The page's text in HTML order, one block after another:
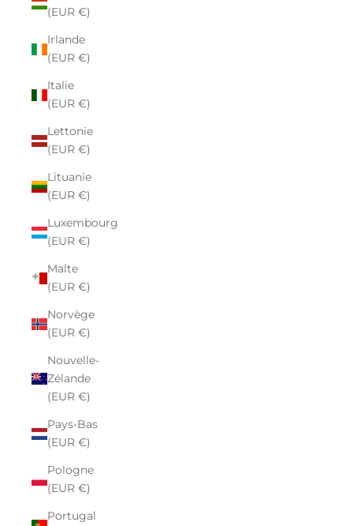
(EUR €)
Irlande
(EUR €)
Italie
(EUR €)
Lettonie
(EUR €)
Lituanie
(EUR €)
Luxembourg
(EUR €)
Malte
(EUR €)
Norvège
(EUR €)
Nouvelle-
Zélande
(EUR €)
Pays-Bas
(EUR €)
Pologne
(EUR €)
Portugal